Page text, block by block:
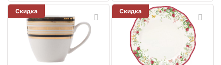
Скидка Скидка